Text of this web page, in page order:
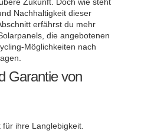
Nachhaltigkeit dieser
erfährst du mehr
die angebotenen
Möglichkeiten nach
Garantie von
ihre Langlebigkeit.